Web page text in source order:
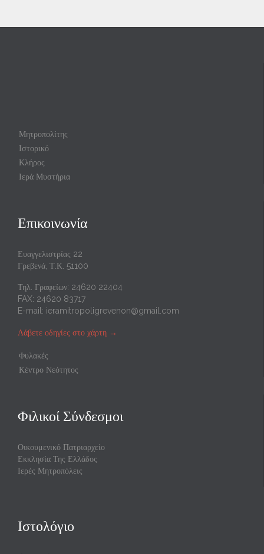
Μητροπολίτης
Ιστορικό
Κλήρος
Ιερά Μυστήρια
Επικοινωνία
Ευαγγελιστρίας 22
Γρεβενά, Τ.Κ. 51100
Τηλ. Γραφείων: 24620 22404
FAX: 24620 83717
E-mail: ieramitropoligrevenon@gmail.com
Λάβετε οδηγίες στο χάρτη →
Φυλακές
Κέντρο Νεότητος
Φιλικοί Σύνδεσμοι
Οικουμενικό Πατριαρχείο
Εκκλησία Της Ελλάδος
Ιερές Μητροπόλεις
Ιστολόγιο